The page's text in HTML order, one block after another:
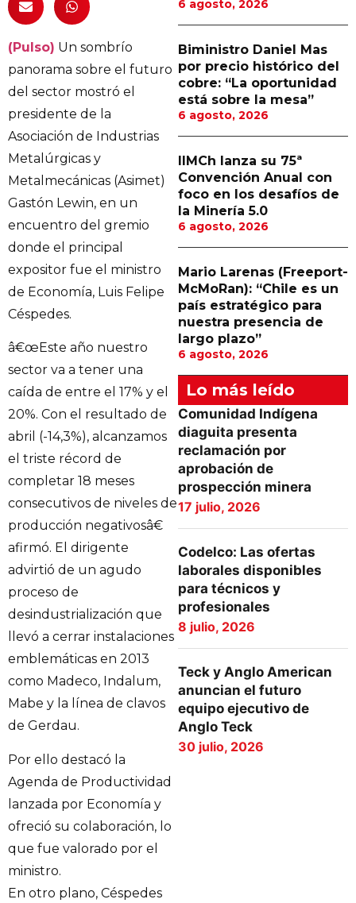
Revistas Digital
Siguenos
(Pulso) Un sombrío
panorama sobre el futuro
del sector mostró el
presidente de la
Asociación de Industrias
Metalúrgicas y
Metalmecánicas (Asimet)
Gastón Lewin, en un
encuentro del gremio
donde el principal
expositor fue el ministro
de Economía, Luis Felipe
Céspedes.
â€œEste año nuestro
sector va a tener una
caída de entre el 17% y el
20%. Con el resultado de
abril (-14,3%), alcanzamos
el triste récord de
completar 18 meses
consecutivos de niveles de
producción negativosâ€
afirmó. El dirigente
advirtió de un agudo
proceso de
desindustrialización que
llevó a cerrar instalaciones
emblemáticas en 2013
como Madeco, Indalum,
Mabe y la línea de clavos
de Gerdau.
Por ello destacó la
Agenda de Productividad
lanzada por Economía y
ofreció su colaboración, lo
que fue valorado por el
ministro.
En otro plano, Céspedes
6 agosto, 2026
Biministro Daniel Mas
por precio histórico del
cobre: “La oportunidad
está sobre la mesa”
6 agosto, 2026
IIMCh lanza su 75ª
Convención Anual con
foco en los desafíos de
la Minería 5.0
6 agosto, 2026
Mario Larenas (Freeport-
McMoRan): “Chile es un
país estratégico para
nuestra presencia de
largo plazo”
6 agosto, 2026
Lo más leído
Comunidad Indígena
diaguita presenta
reclamación por
aprobación de
prospección minera
17 julio, 2026
Codelco: Las ofertas
laborales disponibles
para técnicos y
profesionales
8 julio, 2026
Teck y Anglo American
anuncian el futuro
equipo ejecutivo de
Anglo Teck
30 julio, 2026